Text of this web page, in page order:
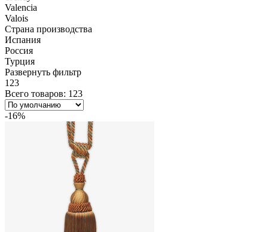
Valencia
Valois
Страна производства
Испания
Россия
Турция
Развернуть фильтр
123
Всего товаров: 123
-16%